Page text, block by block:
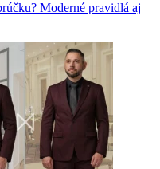
Moderné pravidlá aj